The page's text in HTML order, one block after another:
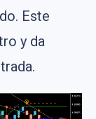
Este
y da